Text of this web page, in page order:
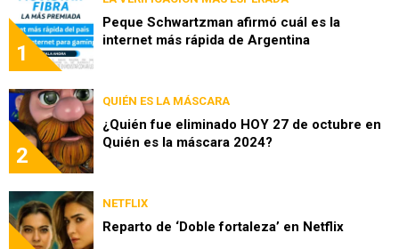
1
Peque Schwartzman afirmó cuál es la
internet más rápida de Argentina
2
QUIÉN ES LA MÁSCARA
¿Quién fue eliminado HOY 27 de octubre en
Quién es la máscara 2024?
NETFLIX
Reparto de ‘Doble fortaleza’ en Netflix